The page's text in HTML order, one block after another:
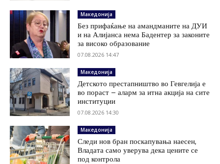
Македонија
Без прифаќање на амандманите на ДУИ
и на Алијанса нема Бадентер за законите
за високо образование
07.08.2026 14:47
Македонија
Детското престапништво во Гевгелија е
во пораст – аларм за итна акција на сите
институции
07.08.2026 14:30
Македонија
Следи нов бран поскапувања наесен,
Владата само уверува дека цените се
под контрола